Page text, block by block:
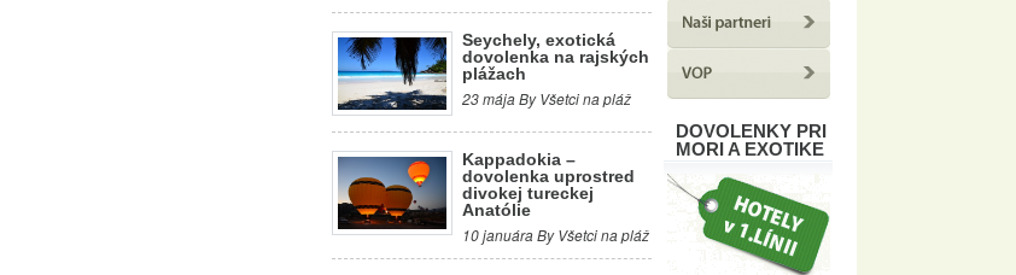
Seychely, exotická
dovolenka na rajských
plážach
23 mája By Všetci na pláž
Kappadokia –
dovolenka uprostred
divokej tureckej
Anatólie
10 januára By Všetci na pláž
DOVOLENKY PRI
MORI A EXOTIKE